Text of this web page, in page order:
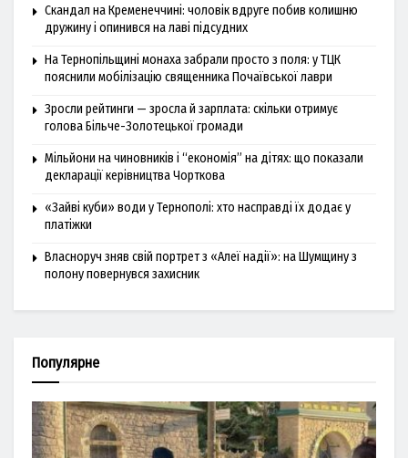
Скандал на Кременеччині: чоловік вдруге побив колишню
дружину і опинився на лаві підсудних
На Тернопільщині монаха забрали просто з поля: у ТЦК
пояснили мобілізацію священника Почаївської лаври
Зросли рейтинги — зросла й зарплата: скільки отримує
голова Більче-Золотецької громади
Мільйони на чиновників і “економія” на дітях: що показали
декларації керівництва Чорткова
«Зайві куби» води у Тернополі: хто насправді їх додає у
платіжки
Власноруч зняв свій портрет з «Алеї надії»: на Шумщину з
полону повернувся захисник
Популярне